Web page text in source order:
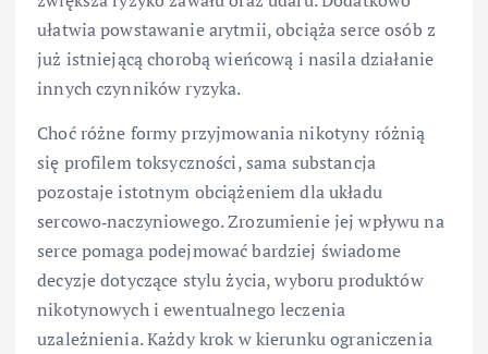
ułatwia powstawanie arytmii, obciąża serce osób z
już istniejącą chorobą wieńcową i nasila działanie
innych czynników ryzyka.
Choć różne formy przyjmowania nikotyny różnią
się profilem toksyczności, sama substancja
pozostaje istotnym obciążeniem dla układu
sercowo‑naczyniowego. Zrozumienie jej wpływu na
serce pomaga podejmować bardziej świadome
decyzje dotyczące stylu życia, wyboru produktów
nikotynowych i ewentualnego leczenia
uzależnienia. Każdy krok w kierunku ograniczenia